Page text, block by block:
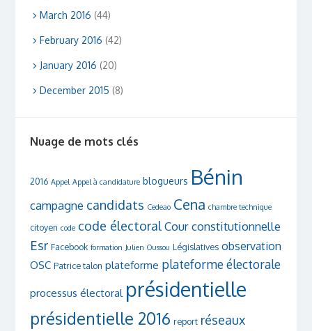
March 2016 (44)
February 2016 (42)
January 2016 (20)
December 2015 (8)
Nuage de mots clés
2016 Appel Appel à candidature blogueurs Bénin
campagne candidats Cedeao Cena chambre technique
citoyen code code électoral Cour constitutionnelle
Esr Facebook formation Julien Oussou Législatives observation
OSC Patrice talon plateforme plateforme électorale
processus électoral présidentielle
présidentielle 2016 report réseaux